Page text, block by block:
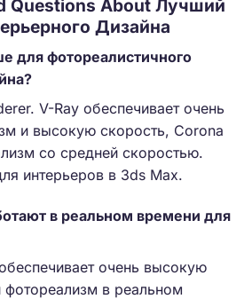
Questions About Лучший
Дизайна
для фотореалистичного
V-Ray обеспечивает очень
и высокую скорость, Corona
со средней скоростью.
интерьеров в 3ds Max.
в реальном времени для
очень высокую
в реальном